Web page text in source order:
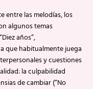
entre las melodías, los
algunos temas
años”,
que habitualmente juega
y cuestiones
la culpabilidad
de cambiar (“No